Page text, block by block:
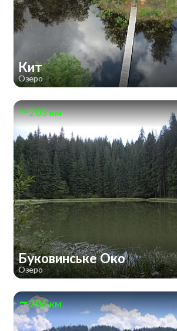
Кит
Озеро
203 км
Буковинське Око
Озеро
206 км